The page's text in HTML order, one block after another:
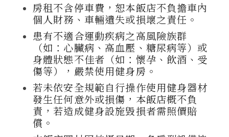
房租不含停車費，恕本飯店不負擔車內
個人財務、車輛遺失或損壞之責任。
患有不適合運動疾病之高風險族群
（如：心臟病、高血壓、糖尿病等）或
身體狀態不佳者（如：懷孕、飲酒、受
傷等），嚴禁使用健身房。
若未依安全規範自行操作使用健身器材
發生任何意外或損傷，本飯店概不負
責，若造成健身設施毀損者需照價賠
償。